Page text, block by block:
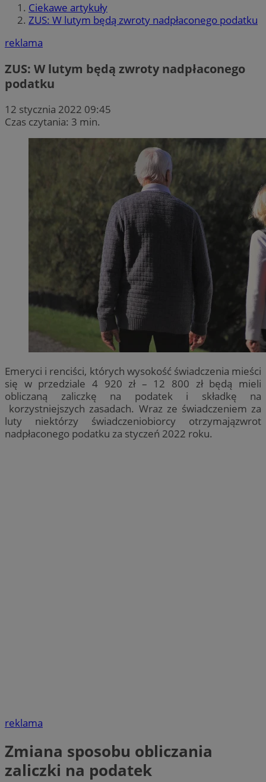
Ciekawe artykuły
ZUS: W lutym będą zwroty nadpłaconego podatku
reklama
ZUS: W lutym będą zwroty nadpłaconego
podatku
12 stycznia 2022 09:45
Czas czytania: 3 min.
Emeryci i renciści, których wysokość świadczenia mieści
się w przedziale 4 920 zł – 12 800 zł będą mieli
obliczaną zaliczkę na podatek i składkę na
korzystniejszych zasadach. Wraz ze świadczeniem za
luty niektórzy świadczeniobiorcy otrzymajązwrot
nadpłaconego podatku za styczeń 2022 roku.
reklama
Zmiana sposobu obliczania
zaliczki na podatek